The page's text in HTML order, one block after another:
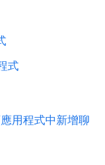
式
用程式中新增聊